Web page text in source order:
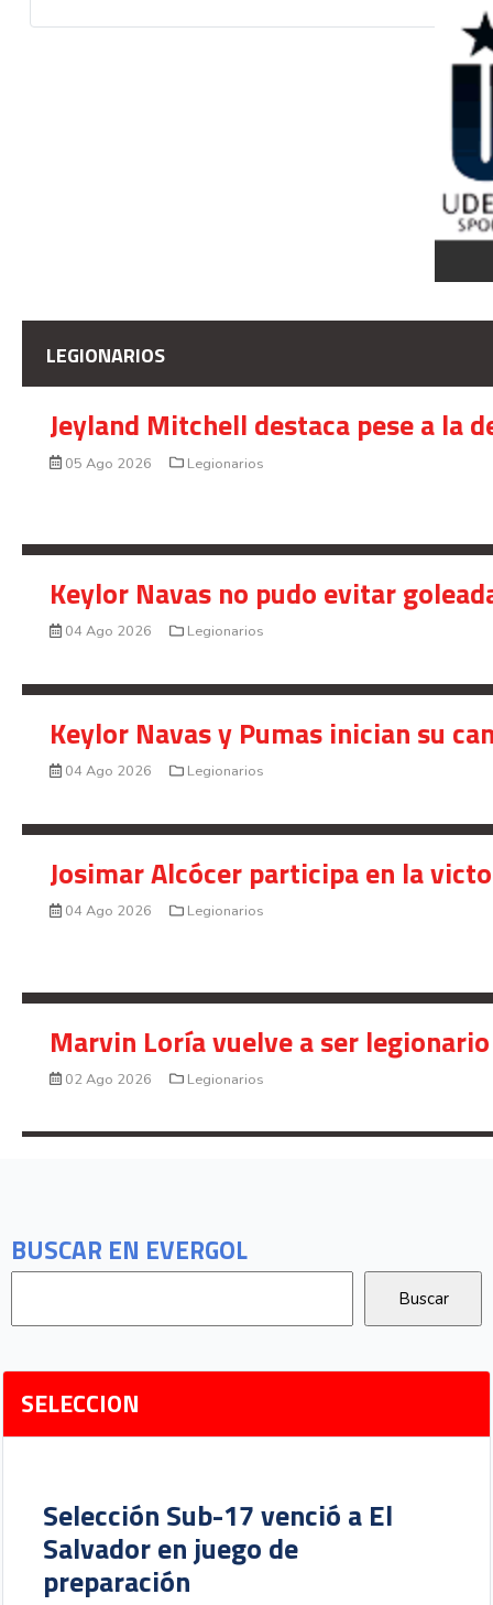
BUSCAR EN EVERGOL
SELECCION
Selección Sub-17 venció a El
Salvador en juego de
preparación
LEGIONARIOS
Jeyland Mitchell destaca pese a la
05 Ago 2026 Legionarios
Keylor Navas no pudo evitar
04 Ago 2026 Legionarios
Keylor Navas y Pumas inician su
04 Ago 2026 Legionarios
Josimar Alcócer participa en la
04 Ago 2026 Legionarios
Marvin Loría vuelve a ser
02 Ago 2026 Legionarios